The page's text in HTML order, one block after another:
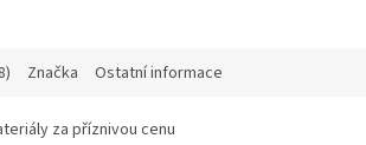
Značka Ostatní informace
za příznivou cenu